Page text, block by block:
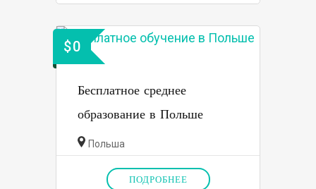
$0
Бесплатное среднее
образование в Польше
Польша
ПОДРОБНЕЕ